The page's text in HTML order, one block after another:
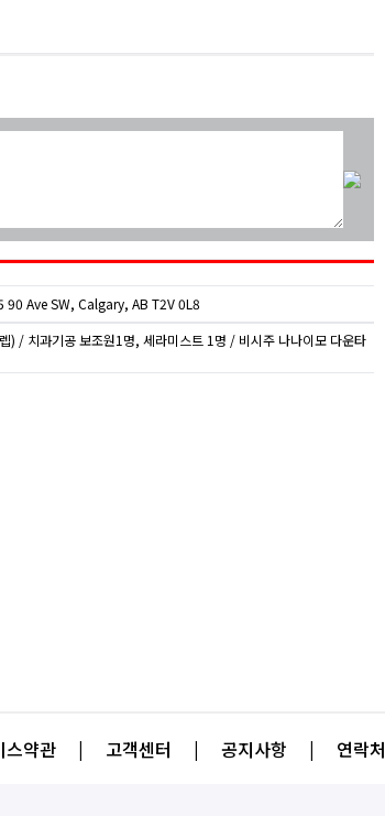
Ave SW, Calgary, AB T2V 0L8
/ 치과기공 보조원1명, 세라미스트 1명 / 비시주 나나이모 다운타
스약관 | 고객센터 | 공지사항 | 연락처